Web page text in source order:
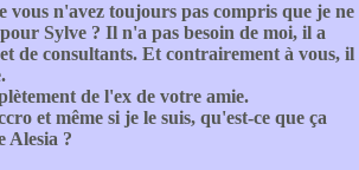
vous n'avez toujours pas compris que je ne
Sylve ? Il n'a pas besoin de moi, il a
de consultants. Et contrairement à vous, il
de l'ex de votre amie.
et même si je le suis, qu'est-ce que ça
Alesia ?